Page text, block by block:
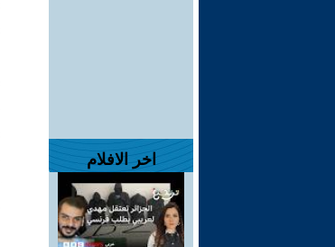
اخر الافلام